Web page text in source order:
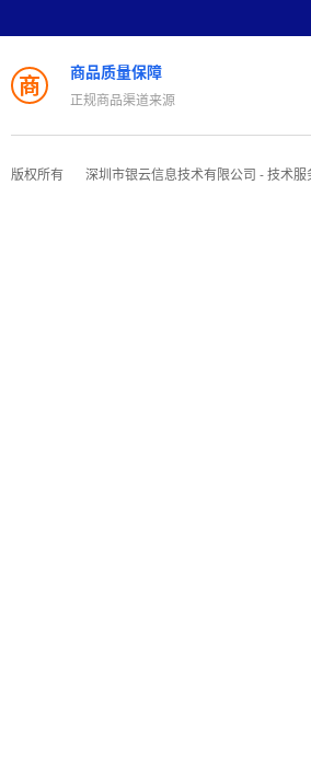
商 商品质量保障
正规商品渠道来源
版权所有 深圳市银云信息技术有限公司 - 技术